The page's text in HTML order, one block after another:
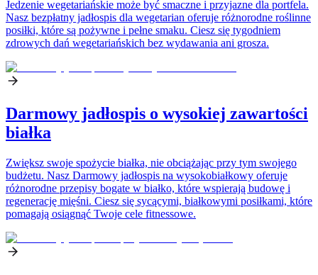
Jedzenie wegetariańskie może być smaczne i przyjazne dla portfela.
Nasz bezpłatny jadłospis dla wegetarian oferuje różnorodne roślinne
posiłki, które są pożywne i pełne smaku. Ciesz się tygodniem
zdrowych dań wegetariańskich bez wydawania ani grosza.
Darmowy jadłospis o wysokiej zawartości
białka
Zwiększ swoje spożycie białka, nie obciążając przy tym swojego
budżetu. Nasz Darmowy jadłospis na wysokobiałkowy oferuje
różnorodne przepisy bogate w białko, które wspierają budowę i
regenerację mięśni. Ciesz się sycącymi, białkowymi posiłkami, które
pomagają osiągnąć Twoje cele fitnessowe.